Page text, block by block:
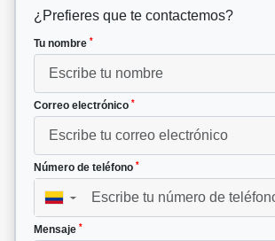
¿Prefieres que te contactemos?
Tu nombre *
Correo electrónico *
Número de teléfono *
▼
Mensaje *